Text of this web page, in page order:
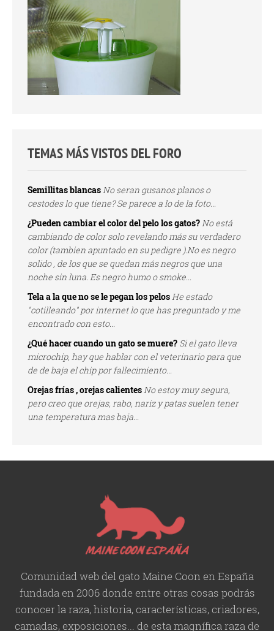
TEMAS MÁS VISTOS DEL FORO
Semillitas blancasNo seran gusanos planos o
cestodes lo que tiene? Se parece a lo de la foto...
¿Pueden cambiar el color del pelo los gatos?No está
cambiando de color solo revelando más su verdadero
color (tambien apuntado en su pedigre ).No es negro
solido , de los que se quedan más negros que una
noche sin luna. Es negro humo o smoke...
Tela a la que no se le pegan los pelosHe estado
"cotilleando" por internet lo que has preguntado y me
encontrado con esto...
¿Qué hacer cuando un gato se muere? Si el gato lleva
microchip, hay que hablar con el veterinario para que
de de baja el chip por fallecimiento...
Orejas frías , orejas calientesNo estoy muy segura,
pero creo que orejas, rabo, nariz y patas suelen tener
una temperatura mas baja...
Comunidad web del gato Maine Coon en España
fundada en 2006 donde entre otras cosas podrás
conocer la raza, historia,características, criadores,
camadas, exposiciones... de esta magnífica raza de